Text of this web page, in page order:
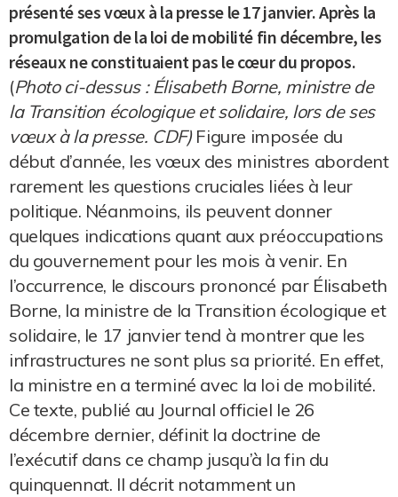
présenté ses vœux à la presse le 17 janvier. Après la
promulgation de la loi de mobilité fin décembre, les
réseaux ne constituaient pas le cœur du propos.
(Photo ci-dessus : Élisabeth Borne, ministre de
la Transition écologique et solidaire, lors de ses
vœux à la presse. CDF)Figure imposée du
début d’année, les vœux des ministres abordent
rarement les questions cruciales liées à leur
politique. Néanmoins, ils peuvent donner
quelques indications quant aux préoccupations
du gouvernement pour les mois à venir. En
l’occurrence, le discours prononcé par Élisabeth
Borne, la ministre de la Transition écologique et
solidaire, le 17 janvier tend à montrer que les
infrastructures ne sont plus sa priorité. En effet,
la ministre en a terminé avec la loi de mobilité.
Ce texte, publié au Journal officiel le 26
décembre dernier, définit la doctrine de
l’exécutif dans ce champ jusqu’à la fin du
quinquennat. Il décrit notamment un